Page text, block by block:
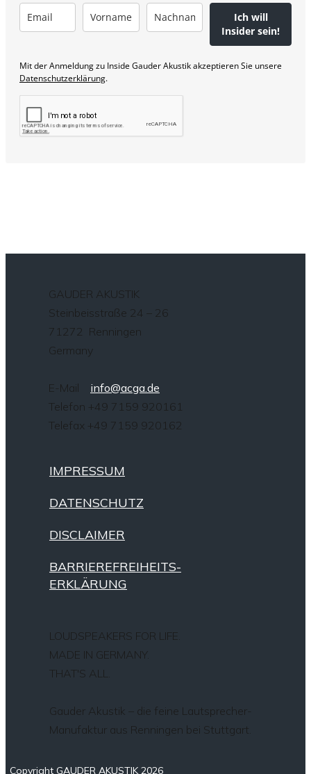
Ich will
Insider sein!
Mit der Anmeldung zu Inside Gauder Akustik akzeptieren Sie unsere
Datenschutzerklärung.
GAUDER AKUSTIK
Steinbeisstraße 24 – 26
71272 Renningen
Germany
E-Mail info@acga.de
Telefon +49 7159 920161
Telefax +49 7159 920162
IMPRESSUM
DATENSCHUTZ
DISCLAIMER
BARRIEREFREIHEITS-
ERKLÄRUNG
LOUDSPEAKERS FOR LIFE.
MADE IN GERMANY.
THAT'S ALL.
Gauder Akustik – die feine Lautsprecher-
Manufaktur aus Renningen bei Stuttgart.
Copyright GAUDER AKUSTIK 2026